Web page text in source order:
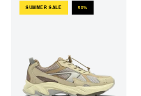
SUMMER SALE 50%
EU STØRRELSER